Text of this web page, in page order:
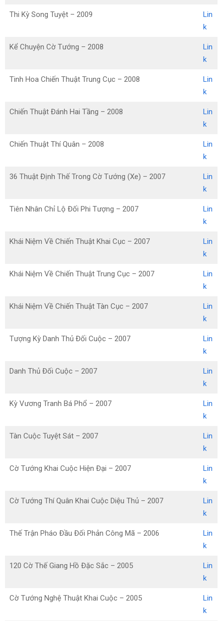
Thi Kỳ Song Tuyệt – 2009
Lin
k
Kể Chuyện Cờ Tướng – 2008
Lin
k
Tinh Hoa Chiến Thuật Trung Cục – 2008
Lin
k
Chiến Thuật Đánh Hai Tầng – 2008
Lin
k
Chiến Thuật Thí Quân – 2008
Lin
k
36 Thuật Định Thế Trong Cờ Tướng (Xe) – 2007
Lin
k
Tiên Nhân Chỉ Lộ Đối Phi Tượng – 2007
Lin
k
Khái Niệm Về Chiến Thuật Khai Cục – 2007
Lin
k
Khái Niệm Về Chiến Thuật Trung Cục – 2007
Lin
k
Khái Niệm Về Chiến Thuật Tàn Cục – 2007
Lin
k
Tượng Kỳ Danh Thủ Đối Cuộc – 2007
Lin
k
Danh Thủ Đối Cuộc – 2007
Lin
k
Kỳ Vương Tranh Bá Phổ – 2007
Lin
k
Tàn Cuộc Tuyệt Sát – 2007
Lin
k
Cờ Tướng Khai Cuộc Hiện Đại – 2007
Lin
k
Cờ Tướng Thí Quân Khai Cuộc Diệu Thủ – 2007
Lin
k
Thế Trận Pháo Đầu Đối Phản Công Mã – 2006
Lin
k
120 Cờ Thế Giang Hồ Đặc Sắc – 2005
Lin
k
Cờ Tướng Nghệ Thuật Khai Cuộc – 2005
Lin
k